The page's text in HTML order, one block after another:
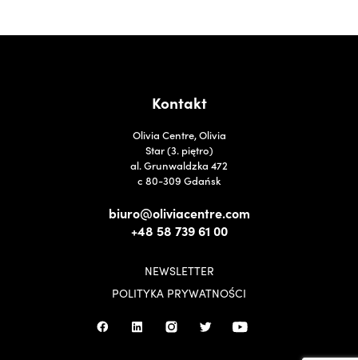
Kontakt
Olivia Centre, Olivia
Star (3. piętro)
al. Grunwaldzka 472
c 80-309 Gdańsk
biuro@oliviacentre.com
+48 58 739 61 00
NEWSLETTER
POLITYKA PRYWATNOŚCI